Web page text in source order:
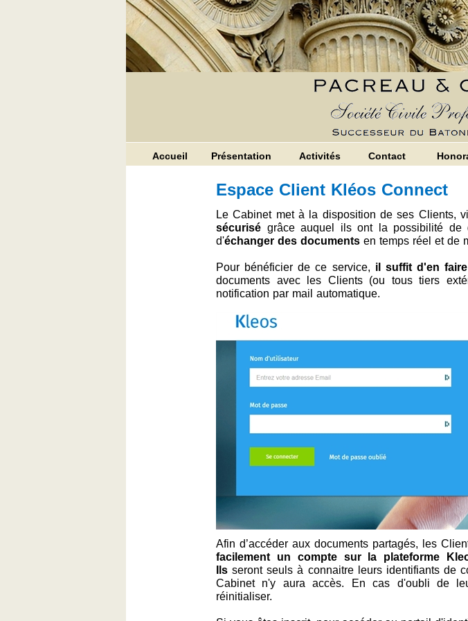
Accueil Présentation Activités Contact
Espace Client Kléos Connect
Le Cabinet met à la disposition de ses Clients,
sécurisé grâce auquel ils ont la possibilité de
d'échanger des documents en temps réel et de
Pour bénéficier de ce service, il suffit d'en
documents avec les Clients (ou tous tiers
notification par mail automatique.
Afin d’accéder aux documents partagés, les
facilement un compte sur la plateforme
Ilsseront seuls à connaitre leurs identifiants de
Cabinet n'y aura accès. En cas d'oubli de
réinitialiser.